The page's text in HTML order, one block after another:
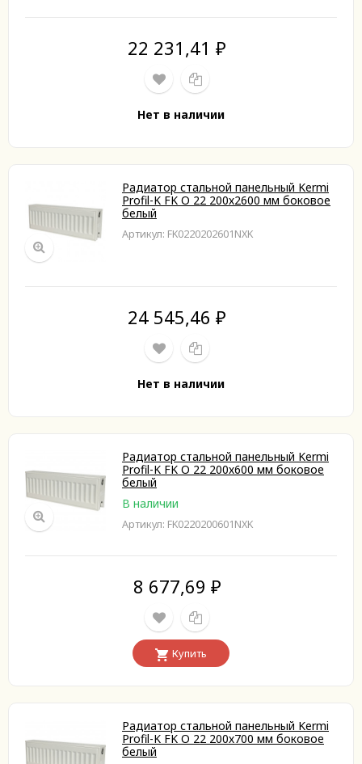
22 231,41 ₽
Нет в наличии
Радиатор стальной панельный Kermi
Profil-K FK O 22 200х2600 мм боковое
белый
Артикул: FK0220202601NXK
24 545,46 ₽
Нет в наличии
Радиатор стальной панельный Kermi
Profil-K FK O 22 200х600 мм боковое
белый
В наличии
Артикул: FK0220200601NXK
8 677,69 ₽
Купить
Радиатор стальной панельный Kermi
Profil-K FK O 22 200х700 мм боковое
белый